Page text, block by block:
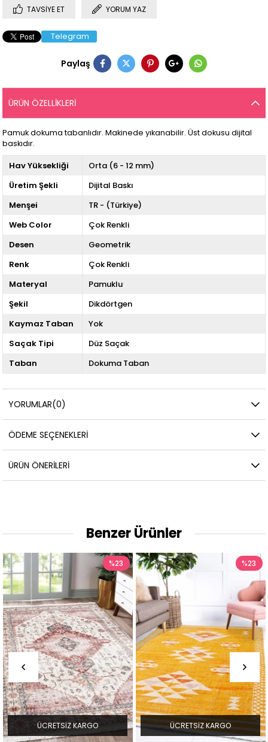
TAVSIYE ET YORUM YAZ
Telegram
Paylaş
ÜRÜN ÖZELLIKLERI
Pamuk dokuma tabanlıdır. Makinede yıkanabilir. Üst dokusu dijital
baskıdır.
Hav Yüksekliği
Orta (6 - 12 mm)
Üretim Şekli
Dijital Baskı
Menşei
TR - (Türkiye)
Web Color
Çok Renkli
Desen
Geometrik
Renk
Çok Renkli
Materyal
Pamuklu
Şekil
Dikdörtgen
Kaymaz Taban
Yok
Saçak Tipi
Düz Saçak
Taban
Dokuma Taban
YORUMLAR(0)
ÖDEME SEÇENEKLERI
ÜRÜN ÖNERILERI
Benzer Ürünler
%23
ÜCRETSIZ KARGO
%23
ÜCRETSIZ KARGO